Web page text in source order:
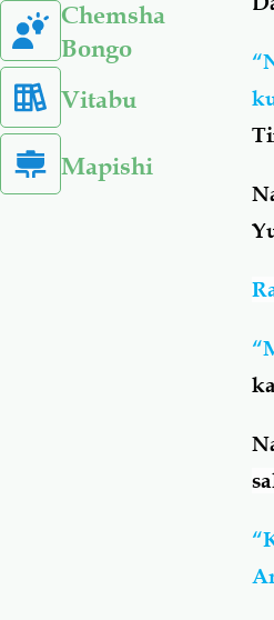
Chemsha
Bongo
Vitabu
Mapishi